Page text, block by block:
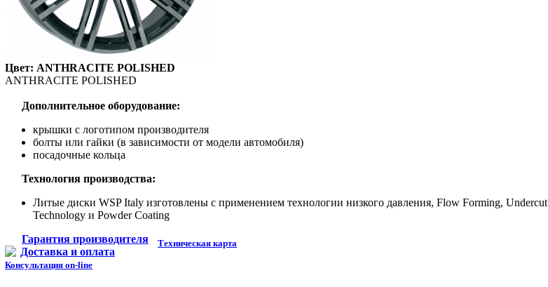
Цвет: ANTHRACITE POLISHED
ANTHRACITE POLISHED
Дополнительное оборудование:
крышки с логотипом производителя
болты или гайки (в зависимости от модели автомобиля)
посадочные кольца
Технология производства:
Литые диски WSP Italy изготовлены с применением технологии низкого давления, Flow Forming, Undercut
Technology и Powder Coating
Гарантия производителя
Доставка и оплата
Консультация on-line
Техническая карта